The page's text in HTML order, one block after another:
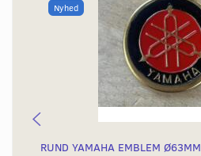
Nyhed
RUND YAMAHA EMBLEM Ø63MM